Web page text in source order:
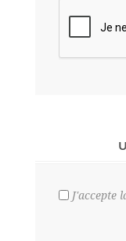
J'accepte